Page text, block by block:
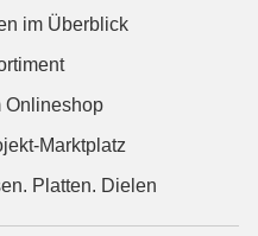
im Überblick
Onlineshop
Marktplatz
Platten. Dielen